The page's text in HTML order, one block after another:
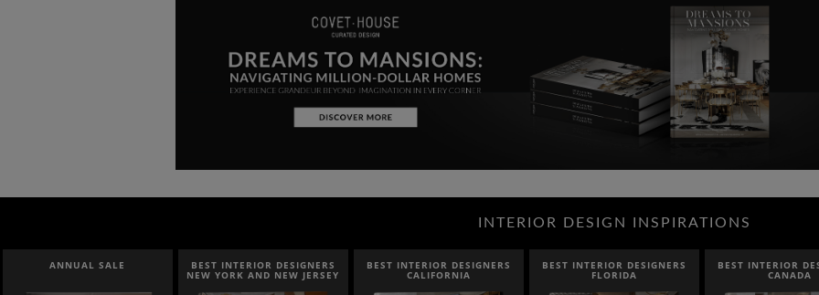
INTERIOR DESIGN INSPIRATIONS
BEST INTERIOR DESIGNERS BEST INTERIOR DESIGNERS
CALIFORNIA
BEST INTERIOR DESIGNERS
FLORIDA
BEST INTERIOR DESIGNERS
CANADA
BEST INTERIOR
FRANCE